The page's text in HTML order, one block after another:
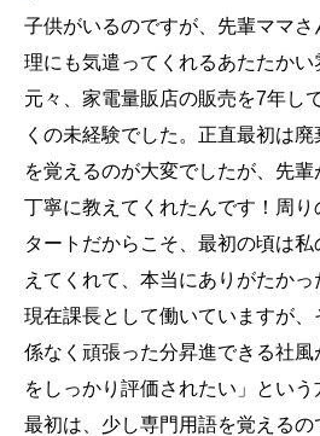
子供がいるのですが、先輩ママ
理にも気遣ってくれるあたたかい
元々、家電量販店の販売を7年し
くの未経験でした。正直最初は
を覚えるのが大変でしたが、先
丁寧に教えてくれたんです！周
タートだからこそ、最初の頃は
えてくれて、本当にありがたかっ
現在課長として働いていますが
係なく頑張った分昇進できる社風
をしっかり評価されたい」という
最初は、少し専門用語を覚える